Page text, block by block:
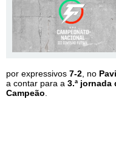
por expressivos 7-2 , no
a contar para a 3.ª jornada
Campeão